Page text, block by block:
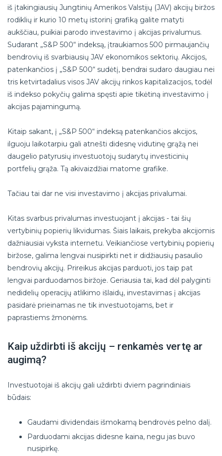
iš įtakingiausių Jungtinių Amerikos Valstijų (JAV) akcijų biržos
rodiklių ir kurio 10 metų istorinį grafiką galite matyti
aukščiau, puikiai parodo investavimo į akcijas privalumus.
Sudarant „S&P 500“ indeksą, įtraukiamos 500 pirmaujančių
bendrovių iš svarbiausių JAV ekonomikos sektorių. Akcijos,
patenkančios į „S&P 500“ sudėtį, bendrai sudaro daugiau nei
tris ketvirtadalius visos JAV akcijų rinkos kapitalizacijos, todėl
iš indekso pokyčių galima spęsti apie tikėtiną investavimo į
akcijas pajamingumą.
Kitaip sakant, į „S&P 500“ indeksą patenkančios akcijos,
ilguoju laikotarpiu gali atnešti didesnę vidutinę grąžą nei
daugelio patyrusių investuotojų sudarytų investicinių
portfelių grąža. Tą akivaizdžiai matome grafike.
Tačiau tai dar ne visi investavimo į akcijas privalumai.
Kitas svarbus privalumas investuojant į akcijas - tai šių
vertybinių popierių likvidumas. Šiais laikais, prekyba akcijomis
dažniausiai vyksta internetu. Veikiančiose vertybinių popierių
biržose, galima lengvai nusipirkti net ir didžiausių pasaulio
bendrovių akcijų. Prireikus akcijas parduoti, jos taip pat
lengvai parduodamos biržoje. Geriausia tai, kad dėl palyginti
nedidelių operacijų atlikimo išlaidų, investavimas į akcijas
pasidarė prieinamas ne tik investuotojams, bet ir
paprastiems žmonėms.
Kaip uždirbti iš akcijų – renkamės vertę ar
augimą?
Investuotojai iš akcijų gali uždirbti dviem pagrindiniais
būdais:
Gaudami dividendais išmokamą bendrovės pelno dalį.
Parduodami akcijas didesne kaina, negu jas buvo
nusipirkę.